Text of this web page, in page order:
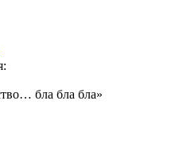
бла бла бла»